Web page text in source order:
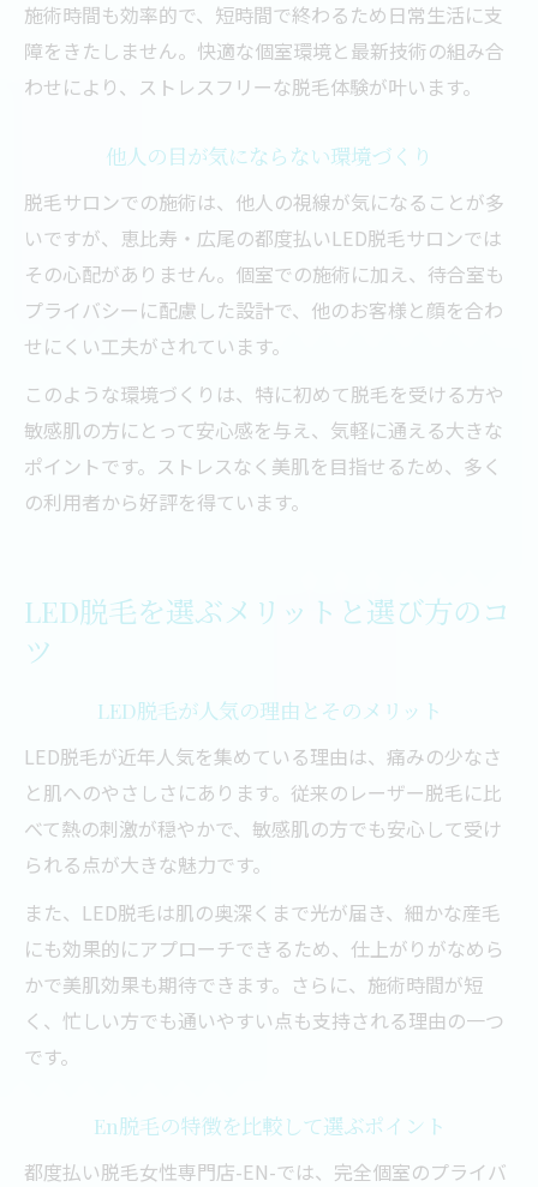
施術時間も効率的で、短時間で終わるため日常生活に支
障をきたしません。快適な個室環境と最新技術の組み合
わせにより、ストレスフリーな脱毛体験が叶います。
他人の目が気にならない環境づくり
脱毛サロンでの施術は、他人の視線が気になることが多
いですが、恵比寿・広尾の都度払いLED脱毛サロンでは
その心配がありません。個室での施術に加え、待合室も
プライバシーに配慮した設計で、他のお客様と顔を合わ
せにくい工夫がされています。
このような環境づくりは、特に初めて脱毛を受ける方や
敏感肌の方にとって安心感を与え、気軽に通える大きな
ポイントです。ストレスなく美肌を目指せるため、多く
の利用者から好評を得ています。
LED脱毛を選ぶメリットと選び方のコ
ツ
LED脱毛が人気の理由とそのメリット
LED脱毛が近年人気を集めている理由は、痛みの少なさ
と肌へのやさしさにあります。従来のレーザー脱毛に比
べて熱の刺激が穏やかで、敏感肌の方でも安心して受け
られる点が大きな魅力です。
また、LED脱毛は肌の奥深くまで光が届き、細かな産毛
にも効果的にアプローチできるため、仕上がりがなめら
かで美肌効果も期待できます。さらに、施術時間が短
く、忙しい方でも通いやすい点も支持される理由の一つ
です。
En脱毛の特徴を比較して選ぶポイント
都度払い脱毛女性専門店-EN-では、完全個室のプライバ